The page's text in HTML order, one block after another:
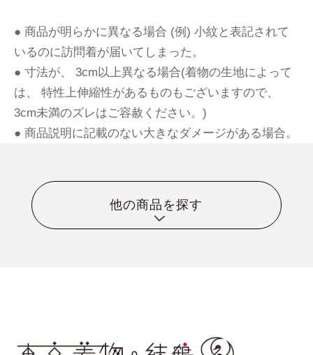
● 商品が明らかに異なる場合 (例) 小紋と表記されて
いるのに訪問着が届いてしまった。
● 寸法が、 3cm以上異なる場合(着物の生地によって
は、 特性上伸縮性があるものもございますので、
3cm未満のズレはご容赦ください。)
● 商品説明に記載のない大きなダメージがある場合。
他の商品を探す